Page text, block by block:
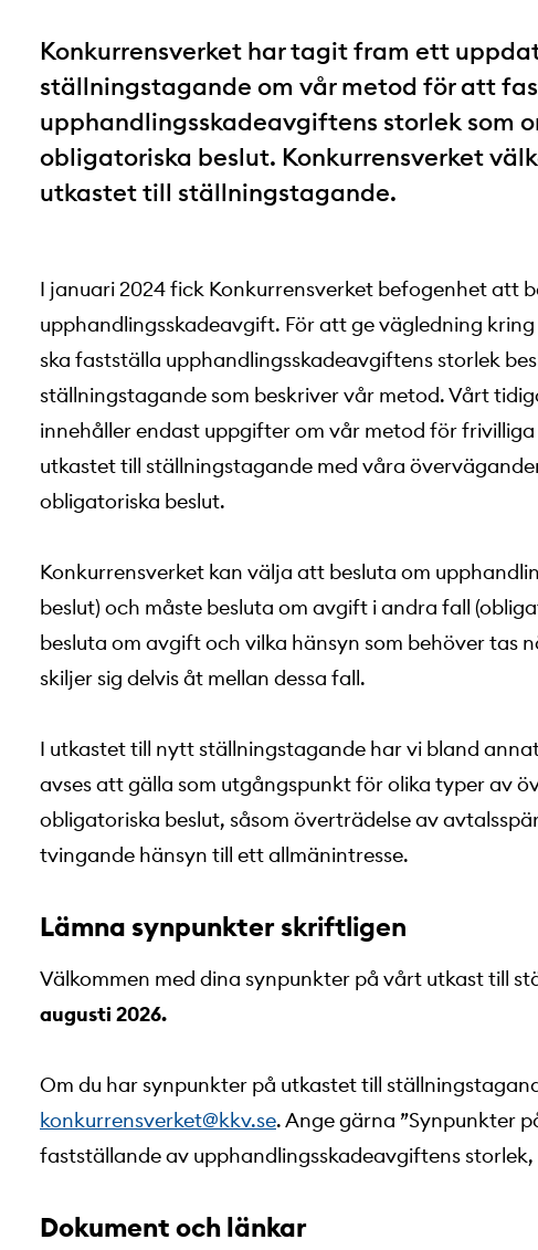
Konkurrensverket har tagit fram ett
ställningstagande om vår metod för att
upphandlingsskadeavgiftens storlek som
obligatoriska beslut. Konkurrensverket
utkastet till ställningstagande.
I januari 2024 fick Konkurrensverket befogenhet att
upphandlingsskadeavgift. För att ge vägledning
ska fastställa upphandlingsskadeavgiftens storlek
ställningstagande som beskriver vår metod. Vårt
innehåller endast uppgifter om vår metod för
utkastet till ställningstagande med våra
obligatoriska beslut.
Konkurrensverket kan välja att besluta om
beslut) och måste besluta om avgift i andra fall
besluta om avgift och vilka hänsyn som behöver tas
skiljer sig delvis åt mellan dessa fall.
I utkastet till nytt ställningstagande har vi bland
avses att gälla som utgångspunkt för olika typer av
obligatoriska beslut, såsom överträdelse av
tvingande hänsyn till ett allmänintresse.
Lämna synpunkter skriftligen
Välkommen med dina synpunkter på vårt utkast till
augusti 2026.
Om du har synpunkter på utkastet till
konkurrensverket@kkv.se. Ange gärna ”Synpunkter
fastställande av upphandlingsskadeavgiftens
Dokument och länkar